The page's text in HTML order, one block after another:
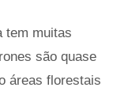
tem muitas
são quase
áreas florestais